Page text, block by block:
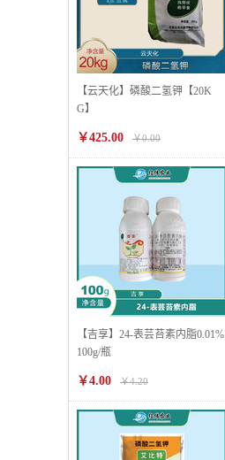
【云天化】磷酸二氢钾【20K
G】
￥425.00 ￥0.00
【吉享】24-表芸苔素内脂0.01%
100g/瓶
￥4.00 ￥4.20